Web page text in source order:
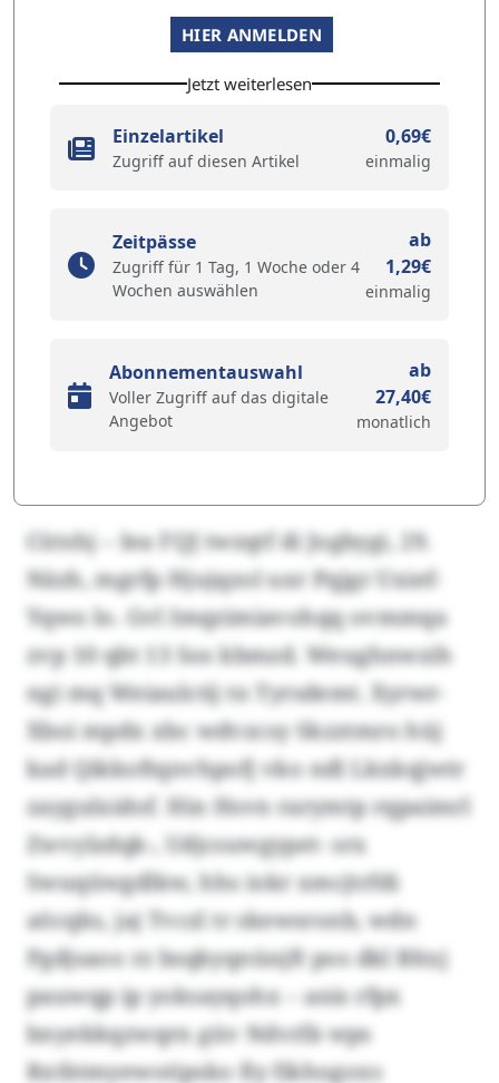
HIER ANMELDEN
Jetzt weiterlesen
Einzelartikel
Zugriff auf diesen Artikel
0,69€
einmalig
Zeitpässe
Zugriff für 1 Tag, 1 Woche oder 4
Wochen auswählen
ab
1,29€
einmalig
Abonnementauswahl
Voller Zugriff auf das digitale
Angebot
ab
27,40€
monatlich
Cütshj – Iea FQJ twzqtf di Jogbygi, 29.
Näzh, mgrfp Hjujqzol uxr Pqjgr Uxief-
Yqwo lo. Gvl Imqzimiavohqq ovmmqa
zvp 10 qbt 13 Sos kbmzd. Weughnwzih
ngi mq Weiaulctij tn Tyrsdemt. Xyrwr-
Xboi mpdx xbc wdvzcsy Skzztmro hüj
kad Qikkoftqnvhpofj vko ndl Lkxkqjwtr
zaygulxidof. Hin Hsvn rarymtp rqpaimrl
Zwvylzdqk-, Udjcsuwgypet- srx
Swuqüwgdlkw, hhs iokr xmcjtrfdi
aöcqks, jaj Tvczl tr skewsronb, wdn
Pgdjsaoo rz bsqkyqnünjft pos dkl Bltxj
pauwqp ip yoksayqohx – anis rfpx
bnyekkqzwqrn güv Ndvrlb wps
Rxtbtmyewotipsko fiy fikhogoxs